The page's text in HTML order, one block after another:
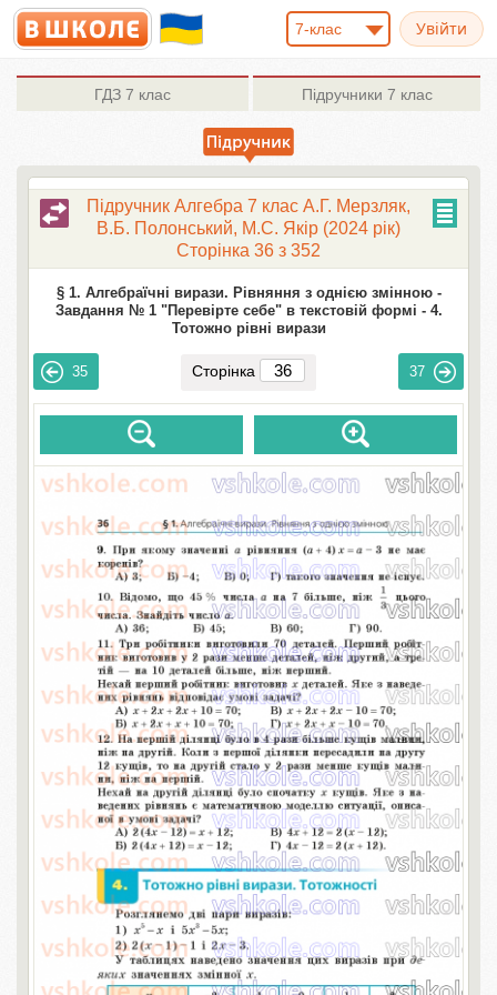
7-клас
ГДЗ 7 клас Підручники 7 клас
Підручник Алгебра 7 клас А.Г. Мерзляк,
В.Б. Полонський, М.С. Якір (2024 рік)
Сторінка 36 з 352
§ 1. Алгебраїчні вирази. Рівняння з однією змінною -
Завдання № 1 "Перевірте себе" в текстовій формі - 4.
Тотожно рівні вирази
35 Сторінка 37